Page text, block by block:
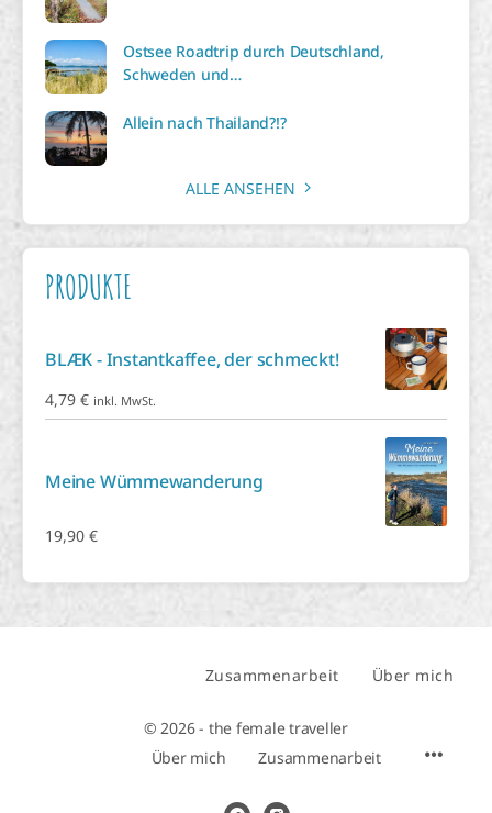
Ostsee Roadtrip durch Deutschland,
Schweden und…
Allein nach Thailand?!?
ALLE ANSEHEN
PRODUKTE
BLÆK - Instantkaffee, der schmeckt!
4,79 € inkl. MwSt.
Meine Wümmewanderung
19,90 €
Zusammenarbeit Über mich
© 2026 - the female traveller
Über mich
Zusammenarbeit
Melde dich zu den
Community-News an!